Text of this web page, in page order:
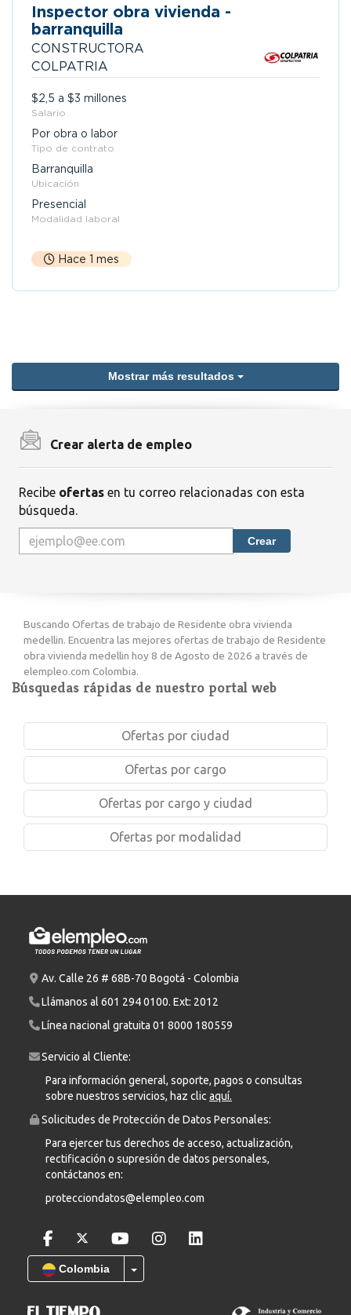
Inspector obra vivienda -
barranquilla
CONSTRUCTORA
COLPATRIA
$2,5 a $3 millones
Salario
Por obra o labor
Tipo de contrato
Barranquilla
Ubicación
Presencial
Modalidad laboral
Hace 1 mes
Mostrar más resultados
Crear alerta de empleo
Recibe ofertas en tu correo relacionadas con esta
búsqueda.
Crear
Buscando Ofertas de trabajo de Residente obra vivienda
medellin. Encuentra las mejores ofertas de trabajo de Residente
obra vivienda medellin hoy 8 de Agosto de 2026 a través de
elempleo.com Colombia.
Búsquedas rápidas de nuestro portal web
Ofertas por ciudad
Ofertas por cargo
Ofertas por cargo y ciudad
Ofertas por modalidad
Av. Calle 26 # 68B-70 Bogotá - Colombia
Llámanos al 601 294 0100. Ext: 2012
Línea nacional gratuita 01 8000 180559
Servicio al Cliente:
Para información general, soporte, pagos o consultas
sobre nuestros servicios, haz clicaquí.
Solicitudes de Protección de Datos Personales:
Para ejercer tus derechos de acceso, actualización,
rectificación o supresión de datos personales,
contáctanos en:
protecciondatos@elempleo.com
Colombia